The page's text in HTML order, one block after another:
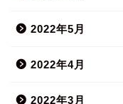
2022年5月
2022年4月
2022年3月